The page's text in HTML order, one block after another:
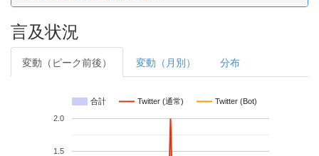
言及状況
変動（ピーク前後） 変動（月別） 分布
合計 Twitter (通常) Twitter (Bot)
1.5
2.0